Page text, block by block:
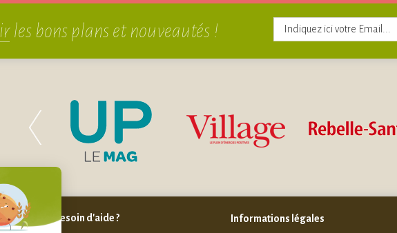
les bons plans et nouveautés !
Besoin d'aide ? Informations légales